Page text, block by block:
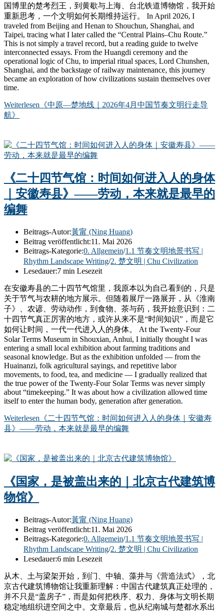
国博里的楚考烈王，到黄歇与上海、台北铁道博物馆，我开始
重新思考，一个文明如何长期维持运行。 In April 2026, I
traveled from Beijing and Henan to Shouchun, Shanghai, and
Taipei, tracing what I later called the “Central Plains–Chu Route.”
This is not simply a travel record, but a reading guide to twelve
interconnected essays. From the Huangdi ceremony and the
operational logic of Chu, to imperial ritual spaces, Lord Chunshen,
Shanghai, and the backstage of railway maintenance, this journey
became an exploration of how civilizations sustain themselves over
time.
Weiterlesen 《中原—楚地线｜2026年4月中国节奏文明行走导
航》
《二十四节气馆：时间如何进入人的身体
｜安徽寿县》——劳动，本来就是最早的
编舞
Beitrags-Autor:黃甯 (Ning Huang)
Beitrag veröffentlicht:11. Mai 2026
Beitrags-Kategorie:0. Allgemein/1.1 节奏文明地景书写 |
Rhythm Landscape Writing/2. 楚文明 | Chu Civilization
Lesedauer:7 min Lesezeit
在安徽寿县的二十四节气馆里，我原本以为自己看到的，只是
关于节气与农耕的地方展示。但随着展厅一路展开，从《淮南
子》、农谚、劳动动作，到食物、茶与药，我开始意识到：二
十四节气真正厉害的地方，或许从来不是“时间知识”，而是它
如何让时间，一代一代进入人的身体。 At the Twenty-Four
Solar Terms Museum in Shouxian, Anhui, I initially thought I was
entering a small local exhibition about farming traditions and
seasonal knowledge. But as the exhibition unfolded — from the
Huainanzi, folk agricultural sayings, and repetitive labor
movements, to food, tea, and medicine — I gradually realized that
the true power of the Twenty-Four Solar Terms was never simply
about “timekeeping.” It was about how a civilization allowed time
itself to enter the human body, generation after generation.
Weiterlesen 《二十四节气馆：时间如何进入人的身体｜安徽寿
县》——劳动，本来就是最早的编舞
《国家，是被盖出来的｜北京古代建筑博
物馆》
Beitrags-Autor:黃甯 (Ning Huang)
Beitrag veröffentlicht:11. Mai 2026
Beitrags-Kategorie:0. Allgemein/1.1 节奏文明地景书写 |
Rhythm Landscape Writing/2. 楚文明 | Chu Civilization
Lesedauer:6 min Lesezeit
从木、土与梁架开始，到门、中轴、藻井与《营造法式》，北
京古代建筑博物馆让我重新理解：中国古代建筑真正处理的，
并不只是“盖房子”，而是如何把秩序、权力、身体与文明长期
稳定地组织进空间之中。文章最后，也从纪南城与楚都水系出